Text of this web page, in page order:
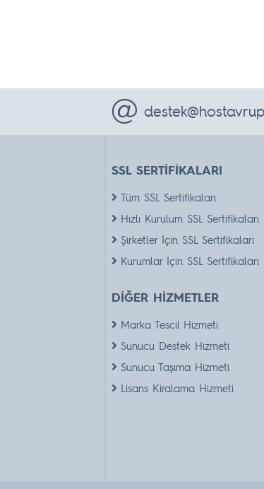
SSL SERTİFİKALARI
Tüm SSL Sertifikaları
Hızlı Kurulum SSL Sertifikaları
Şirketler İçin SSL Sertifikaları
Kurumlar İçin SSL Sertifikaları
DİĞER HİZMETLER
Marka Tescil Hizmeti
Sunucu Destek Hizmeti
Sunucu Taşıma Hizmeti
Lisans Kiralama Hizmeti